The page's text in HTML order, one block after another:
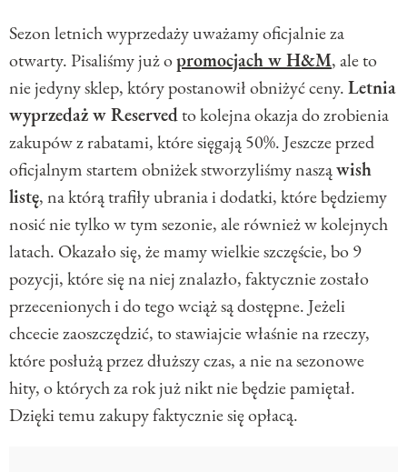
Sezon letnich wyprzedaży uważamy oficjalnie za
otwarty. Pisaliśmy już opromocjach w H&M, ale to
nie jedyny sklep, który postanowił obniżyć ceny.Letnia
wyprzedaż w Reservedto kolejna okazja do zrobienia
zakupów z rabatami, które sięgają 50%. Jeszcze przed
oficjalnym startem obniżek stworzyliśmy nasząwish
listę, na którą trafiły ubrania i dodatki, które będziemy
nosić nie tylko w tym sezonie, ale również w kolejnych
latach. Okazało się, że mamy wielkie szczęście, bo 9
pozycji, które się na niej znalazło, faktycznie zostało
przecenionych i do tego wciąż są dostępne. Jeżeli
chcecie zaoszczędzić, to stawiajcie właśnie na rzeczy,
które posłużą przez dłuższy czas, a nie na sezonowe
hity, o których za rok już nikt nie będzie pamiętał.
Dzięki temu zakupy faktycznie się opłacą.